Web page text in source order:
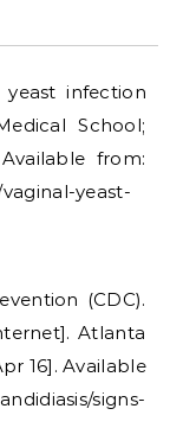
yeast infection
School;
from:
yeast-
(CDC).
Atlanta
16]. Available
signs-